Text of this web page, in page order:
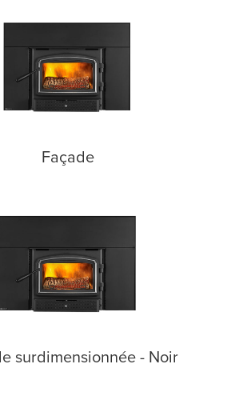
Façade
surdimensionnée - Noir